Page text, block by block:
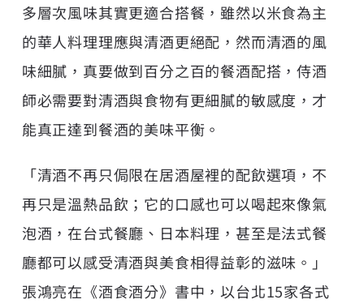
多層次風味其實更適合搭餐，雖然以米食為主
的華人料理理應與清酒更絕配，然而清酒的風
味細膩，真要做到百分之百的餐酒配搭，侍酒
師必需要對清酒與食物有更細膩的敏感度，才
能真正達到餐酒的美味平衡。
「清酒不再只侷限在居酒屋裡的配飲選項，不
再只是溫熱品飲；它的口感也可以喝起來像氣
泡酒，在台式餐廳、日本料理，甚至是法式餐
廳都可以感受清酒與美食相得益彰的滋味。」
張鴻亮在《酒食酒分》書中，以台北15家各式